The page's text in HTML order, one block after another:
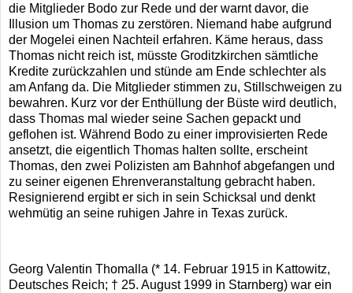
die Mitglieder Bodo zur Rede und der warnt davor, die
Illusion um Thomas zu zerstören. Niemand habe aufgrund
der Mogelei einen Nachteil erfahren. Käme heraus, dass
Thomas nicht reich ist, müsste Groditzkirchen sämtliche
Kredite zurückzahlen und stünde am Ende schlechter als
am Anfang da. Die Mitglieder stimmen zu, Stillschweigen zu
bewahren. Kurz vor der Enthüllung der Büste wird deutlich,
dass Thomas mal wieder seine Sachen gepackt und
geflohen ist. Während Bodo zu einer improvisierten Rede
ansetzt, die eigentlich Thomas halten sollte, erscheint
Thomas, den zwei Polizisten am Bahnhof abgefangen und
zu seiner eigenen Ehrenveranstaltung gebracht haben.
Resignierend ergibt er sich in sein Schicksal und denkt
wehmütig an seine ruhigen Jahre in Texas zurück.
Georg Valentin Thomalla (* 14. Februar 1915 in Kattowitz,
Deutsches Reich; † 25. August 1999 in Starnberg) war ein